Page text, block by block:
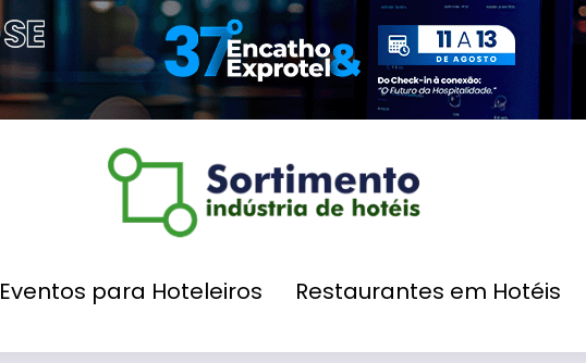
Eventos para Hoteleiros Restaurantes em Hotéis